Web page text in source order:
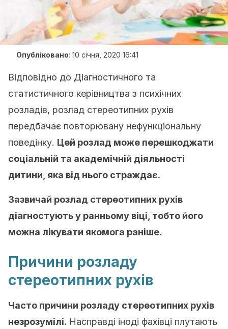
Опубліковано: 10 січня, 2020 16:41
Відповідно до Діагностичного та
статистичного керівництва з психічних
розладів, розлад стереотипних рухів
передбачає повторювану нефункціональну
поведінку. Цей розлад може перешкоджати
соціальній та академічній діяльності
дитини, яка від нього страждає.
Зазвичай розлад стереотипних рухів
діагностують у ранньому віці, тобто його
можна лікувати якомога раніше.
Причини розладу
стереотипних рухів
Часто причини розладу стереотипних рухів
незрозумілі. Насправді іноді фахівці плутають